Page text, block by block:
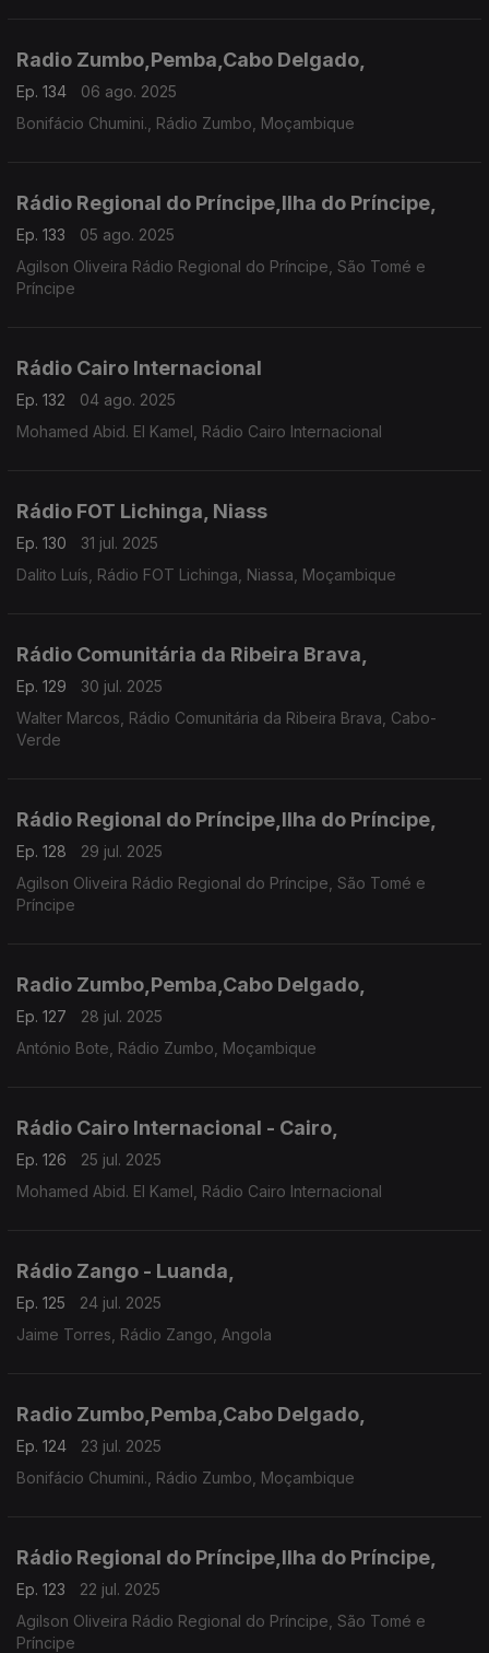
Radio Zumbo,Pemba,Cabo Delgado,
Ep. 134
06 ago. 2025
Bonifácio Chumini., Rádio Zumbo, Moçambique
Rádio Regional do Príncipe,Ilha do Príncipe,
Ep. 133
05 ago. 2025
Agilson Oliveira Rádio Regional do Príncipe, São Tomé e
Príncipe
Rádio Cairo Internacional
Ep. 132
04 ago. 2025
Mohamed Abid. El Kamel, Rádio Cairo Internacional
Rádio FOT Lichinga, Niass
Ep. 130
31 jul. 2025
Dalito Luís, Rádio FOT Lichinga, Niassa, Moçambique
Rádio Comunitária da Ribeira Brava,
Ep. 129
30 jul. 2025
Walter Marcos, Rádio Comunitária da Ribeira Brava, Cabo-
Verde
Rádio Regional do Príncipe,Ilha do Príncipe,
Ep. 128
29 jul. 2025
Agilson Oliveira Rádio Regional do Príncipe, São Tomé e
Príncipe
Radio Zumbo,Pemba,Cabo Delgado,
Ep. 127
28 jul. 2025
António Bote, Rádio Zumbo, Moçambique
Rádio Cairo Internacional - Cairo,
Ep. 126
25 jul. 2025
Mohamed Abid. El Kamel, Rádio Cairo Internacional
Rádio Zango - Luanda,
Ep. 125
24 jul. 2025
Jaime Torres, Rádio Zango, Angola
Radio Zumbo,Pemba,Cabo Delgado,
Ep. 124
23 jul. 2025
Bonifácio Chumini., Rádio Zumbo, Moçambique
Rádio Regional do Príncipe,Ilha do Príncipe,
Ep. 123
22 jul. 2025
Agilson Oliveira Rádio Regional do Príncipe, São Tomé e
Príncipe